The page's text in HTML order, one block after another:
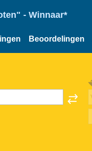
- Winnaar*
Beoordelingen